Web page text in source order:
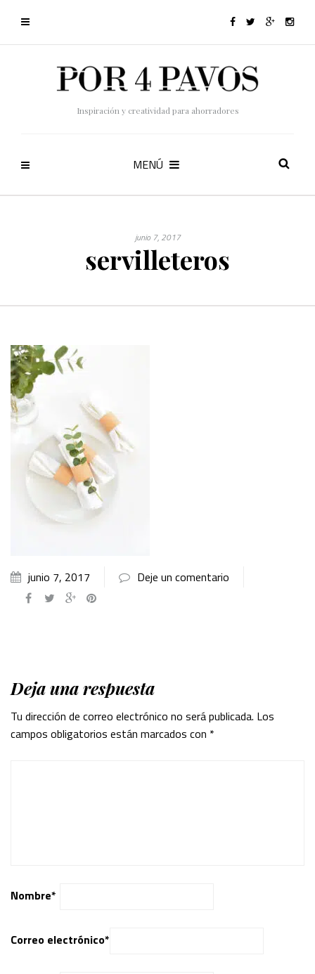
Inspiración y creatividad para ahorradores
MENÚ
junio 7, 2017
servilleteros
junio 7, 2017 Deje un comentario
Deja una respuesta
Tu dirección de correo electrónico no será publicada. Los
campos obligatorios están marcados con *
Nombre*
Correo electrónico*